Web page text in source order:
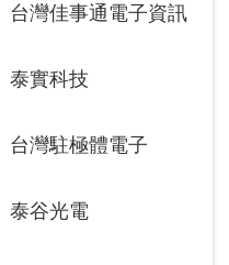
台灣佳事通電子資訊
泰實科技
台灣駐極體電子
泰谷光電